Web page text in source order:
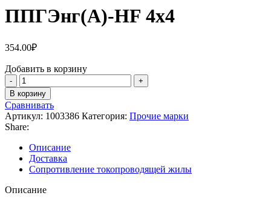
ППГЭнг(А)-HF 4х4
354.00₽
Добавить в корзину
В корзину
Сравнивать
Артикул: 1003386 Категория: Прочие марки
Share:
Описание
Доставка
Сопротивление токопроводящей жилы
Описание